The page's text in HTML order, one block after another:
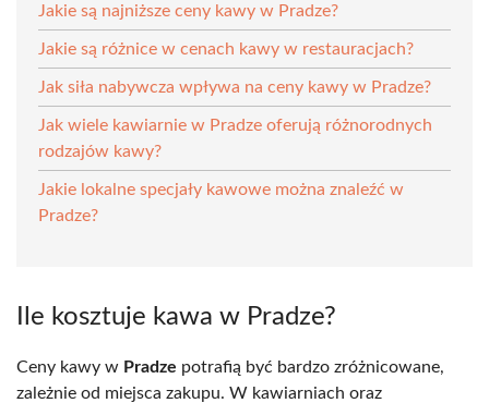
Jakie są najniższe ceny kawy w Pradze?
Jakie są różnice w cenach kawy w restauracjach?
Jak siła nabywcza wpływa na ceny kawy w Pradze?
Jak wiele kawiarnie w Pradze oferują różnorodnych
rodzajów kawy?
Jakie lokalne specjały kawowe można znaleźć w
Pradze?
Ile kosztuje kawa w Pradze?
Ceny kawy w Pradze potrafią być bardzo zróżnicowane,
zależnie od miejsca zakupu. W kawiarniach oraz